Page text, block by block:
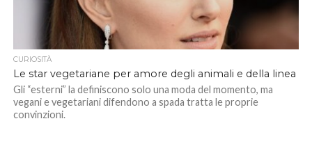
CURIOSITÀ
Le star vegetariane per amore degli animali e della linea
Gli “esterni” la definiscono solo una moda del momento, ma
vegani e vegetariani difendono a spada tratta le proprie
convinzioni.